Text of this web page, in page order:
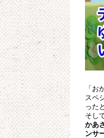
「
スペ
った
そし
かあ
ンサ